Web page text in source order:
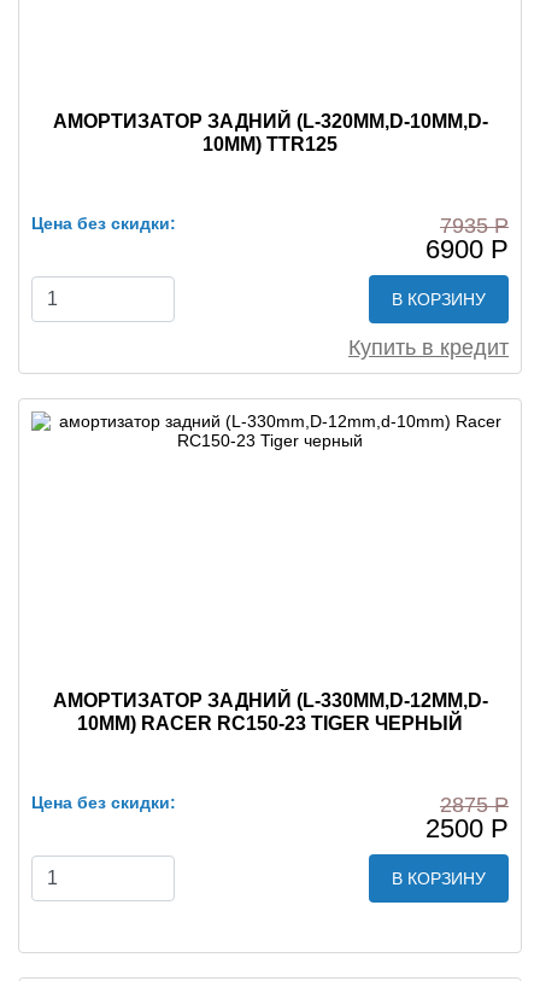
АМОРТИЗАТОР ЗАДНИЙ (L-320MM,D-10MM,D-
10MM) TTR125
Цена без скидки: 7935 Р
6900 Р
В КОРЗИНУ
Купить в кредит
АМОРТИЗАТОР ЗАДНИЙ (L-330MM,D-12MM,D-
10MM) RACER RC150-23 TIGER ЧЕРНЫЙ
Цена без скидки: 2875 Р
2500 Р
В КОРЗИНУ